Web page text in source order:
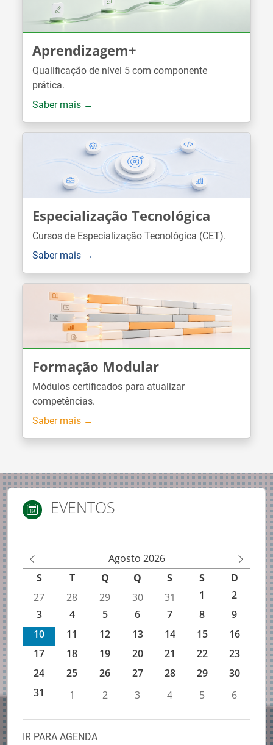
Aprendizagem+
Qualificação de nível 5 com componente
prática.
Saber mais →
Especialização Tecnológica
Cursos de Especialização Tecnológica (CET).
Saber mais →
Formação Modular
Módulos certificados para atualizar
competências.
Saber mais →
EVENTOS
M
An
te
rio
r
M
ês
Se
gu
in
te
Agenda de eventos IEFP
Agosto 2026
S
T Q Q S S
D
27
28 29 30 31 1
2
3
4 5 6 7 8
9
10
11 12 13 14 15
16
17
18 19 20 21 22
23
24
25 26 27 28 29
30
31
1 2 3 4 5 6
IR PARA AGENDA